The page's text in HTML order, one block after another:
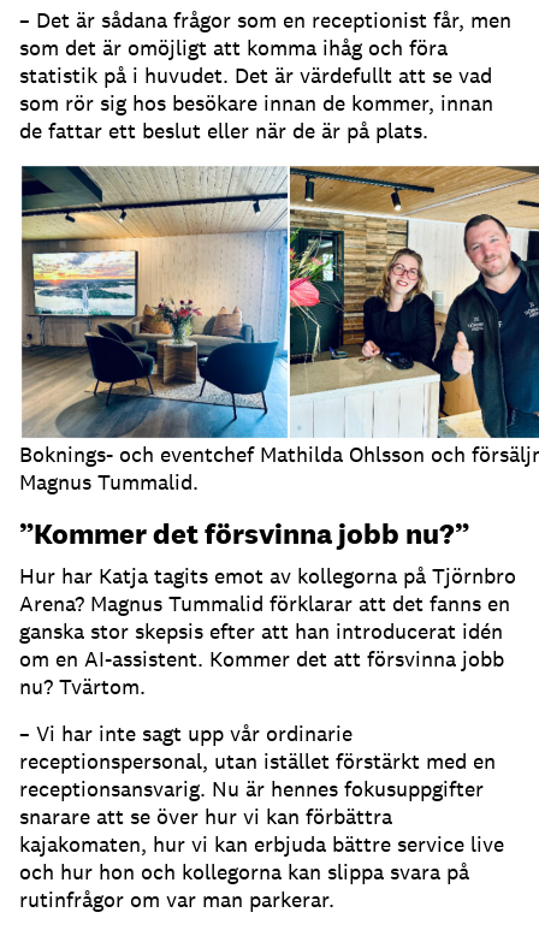
– Det är sådana frågor som en receptionist får, men
som det är omöjligt att komma ihåg och föra
statistik på i huvudet. Det är värdefullt att se vad
som rör sig hos besökare innan de kommer, innan
de fattar ett beslut eller när de är på plats.
Boknings- och eventchef Mathilda Ohlsson och
Magnus Tummalid.
”Kommer det försvinna jobb nu?”
Hur har Katja tagits emot av kollegorna på Tjörnbro
Arena? Magnus Tummalid förklarar att det fanns en
ganska stor skepsis efter att han introducerat idén
om en AI-assistent. Kommer det att försvinna jobb
nu? Tvärtom.
– Vi har inte sagt upp vår ordinarie
receptionspersonal, utan istället förstärkt med en
receptionsansvarig. Nu är hennes fokusuppgifter
snarare att se över hur vi kan förbättra
kajakomaten, hur vi kan erbjuda bättre service live
och hur hon och kollegorna kan slippa svara på
rutinfrågor om var man parkerar.